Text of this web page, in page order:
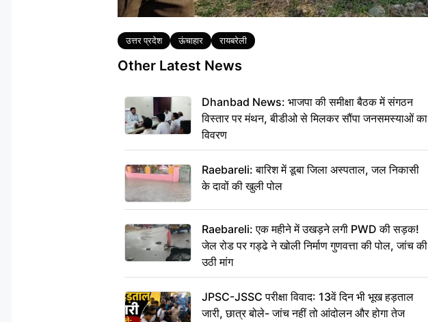
Tags
उत्तर प्रदेश ऊंचाहार रायबरेली
Other Latest News
Dhanbad News: भाजपा की समीक्षा बैठक में संगठन
विस्तार पर मंथन, बीडीओ से मिलकर सौंपा जनसमस्याओं का
विवरण
Raebareli: बारिश में डूबा जिला अस्पताल, जल निकासी
के दावों की खुली पोल
Raebareli: एक महीने में उखड़ने लगी PWD की सड़क!
जेल रोड पर गड्ढे ने खोली निर्माण गुणवत्ता की पोल, जांच की
उठी मांग
JPSC-JSSC परीक्षा विवाद: 13वें दिन भी भूख हड़ताल
जारी, छात्र बोले- जांच नहीं तो आंदोलन और होगा तेज